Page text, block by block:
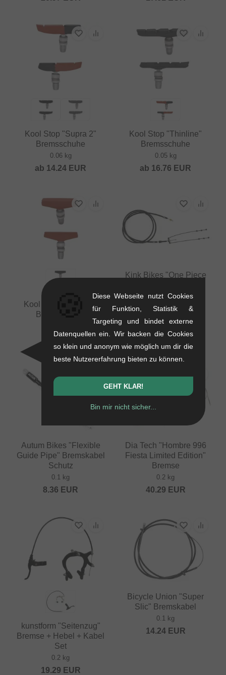
Kool Stop "Supra 2"
Bremsschuhe
0.06 kg
ab 14.24 EUR
Kool Stop "Thinline"
Bremsschuhe
0.05 kg
ab 16.76 EUR
Kool Stop "City Pad"
Bremsschuhe
13.40EUR
Kink Bikes "One Piece
0.12 kg
17.61EUR
Autum Bikes "Flexible
Guide Pipe" Bremskabel
Schutz
0.1 kg
8.36 EUR
Dia Tech "Hombre 996
Fiesta Limited Edition"
Bremse
0.2 kg
40.29 EUR
kunstform "Seitenzug"
Bremse + Hebel + Kabel
Set
0.2 kg
19.29 EUR
Bicycle Union "Super
Slic" Bremskabel
0.1 kg
14.24EUR
Diese Webseite nutzt Cookies
für Funktion, Statistik &
Targeting und bindet externe
Datenquellen ein. Wir backen die Cookies
so klein und anonym wie möglich um dir die
beste Nutzererfahrung bieten zu können.
GEHT KLAR!
Bin mir nicht sicher...